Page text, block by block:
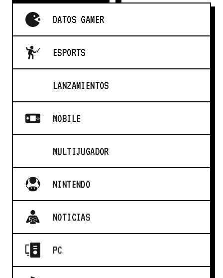
DATOS GAMER
ESPORTS
LANZAMIENTOS
MOBILE
MULTIJUGADOR
NINTENDO
NOTICIAS
PC